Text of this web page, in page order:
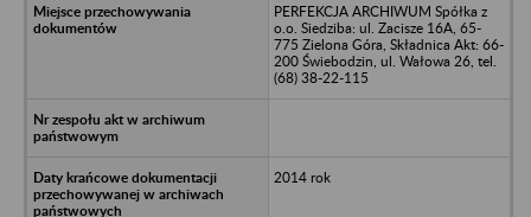
PERFEKCJA ARCHIWUM Spółka z
o.o. Siedziba: ul. Zacisze 16A, 65-
775 Zielona Góra, Składnica Akt: 66-
200 Świebodzin, ul. Wałowa 26, tel.
(68) 38-22-115
2014 rok